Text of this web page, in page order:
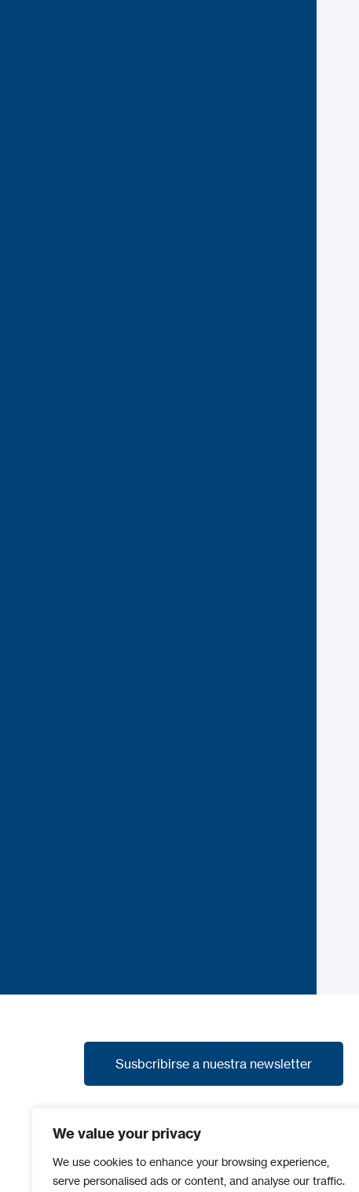
We value your privacy
We use cookies to enhance your browsing experience,
serve personalised ads or content, and analyse our traffic.
Susbcribirse a nuestra newsletter
últimas noticias, promociones y avances de
nuevos productos.